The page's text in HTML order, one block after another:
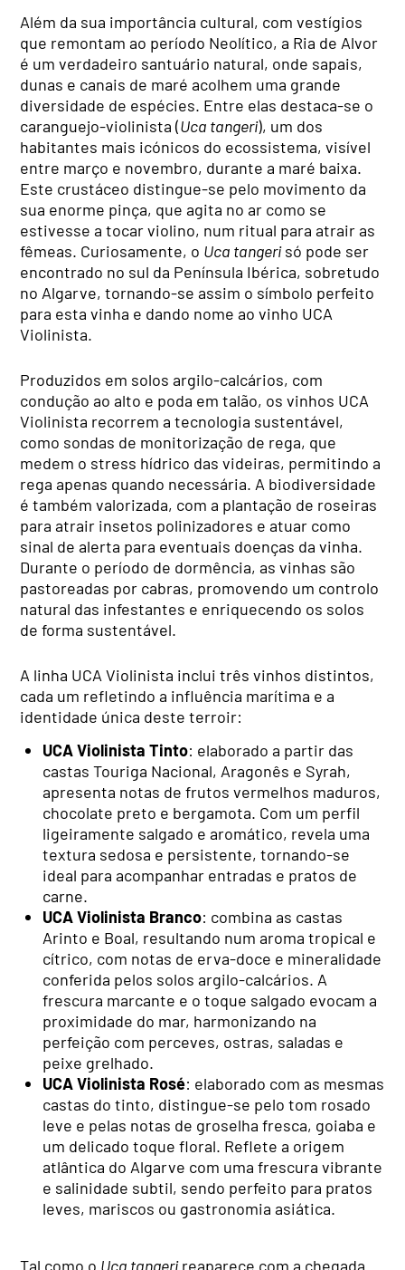
Além da sua importância cultural, com vestígios
que remontam ao período Neolítico, a Ria de Alvor
é um verdadeiro santuário natural, onde sapais,
dunas e canais de maré acolhem uma grande
diversidade de espécies. Entre elas destaca-se o
caranguejo-violinista (Uca tangeri), um dos
habitantes mais icónicos do ecossistema, visível
entre março e novembro, durante a maré baixa.
Este crustáceo distingue-se pelo movimento da
sua enorme pinça, que agita no ar como se
estivesse a tocar violino, num ritual para atrair as
fêmeas. Curiosamente, o Uca tangerisó pode ser
encontrado no sul da Península Ibérica, sobretudo
no Algarve, tornando-se assim o símbolo perfeito
para esta vinha e dando nome ao vinho UCA
Violinista.
Produzidos em solos argilo-calcários, com
condução ao alto e poda em talão, os vinhos UCA
Violinista recorrem a tecnologia sustentável,
como sondas de monitorização de rega, que
medem o stress hídrico das videiras, permitindo a
rega apenas quando necessária. A biodiversidade
é também valorizada, com a plantação de roseiras
para atrair insetos polinizadores e atuar como
sinal de alerta para eventuais doenças da vinha.
Durante o período de dormência, as vinhas são
pastoreadas por cabras, promovendo um controlo
natural das infestantes e enriquecendo os solos
de forma sustentável.
A linha UCA Violinista inclui três vinhos distintos,
cada um refletindo a influência marítima e a
identidade única deste terroir:
UCA Violinista Tinto: elaborado a partir das
castas Touriga Nacional, Aragonês e Syrah,
apresenta notas de frutos vermelhos maduros,
chocolate preto e bergamota. Com um perfil
ligeiramente salgado e aromático, revela uma
textura sedosa e persistente, tornando-se
ideal para acompanhar entradas e pratos de
carne.
UCA Violinista Branco: combina as castas
Arinto e Boal, resultando num aroma tropical e
cítrico, com notas de erva-doce e mineralidade
conferida pelos solos argilo-calcários. A
frescura marcante e o toque salgado evocam a
proximidade do mar, harmonizando na
perfeição com perceves, ostras, saladas e
peixe grelhado.
UCA Violinista Rosé: elaborado com as mesmas
castas do tinto, distingue-se pelo tom rosado
leve e pelas notas de groselha fresca, goiaba e
um delicado toque floral. Reflete a origem
atlântica do Algarve com uma frescura vibrante
e salinidade subtil, sendo perfeito para pratos
leves, mariscos ou gastronomia asiática.
Tal como o Uca tangerireaparece com a chegada